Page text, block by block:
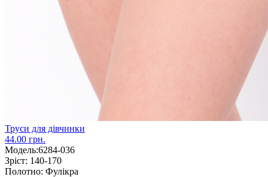
Труси для дівчинки
44.00 грн.
Модель:6284-036
Зріст: 140-170
Полотно: Фулікра